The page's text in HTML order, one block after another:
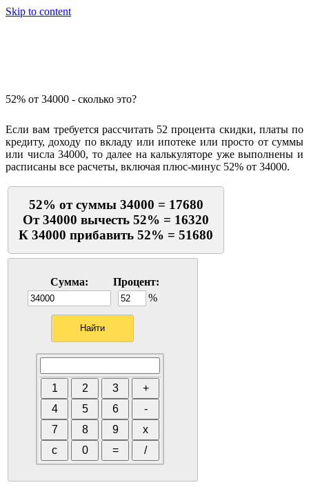
Skip to content
52% от 34000 - сколько это?
Если вам требуется рассчитать 52 процента скидки, платы по
кредиту, доходу по вкладу или ипотеке или просто от суммы
или числа 34000, то далее на калькуляторе уже выполнены и
расписаны все расчеты, включая плюс-минус 52% от 34000.
52% от суммы 34000 = 17680
От 34000 вычесть 52% = 16320
К 34000 прибавить 52% = 51680
Сумма:
Процент:
%